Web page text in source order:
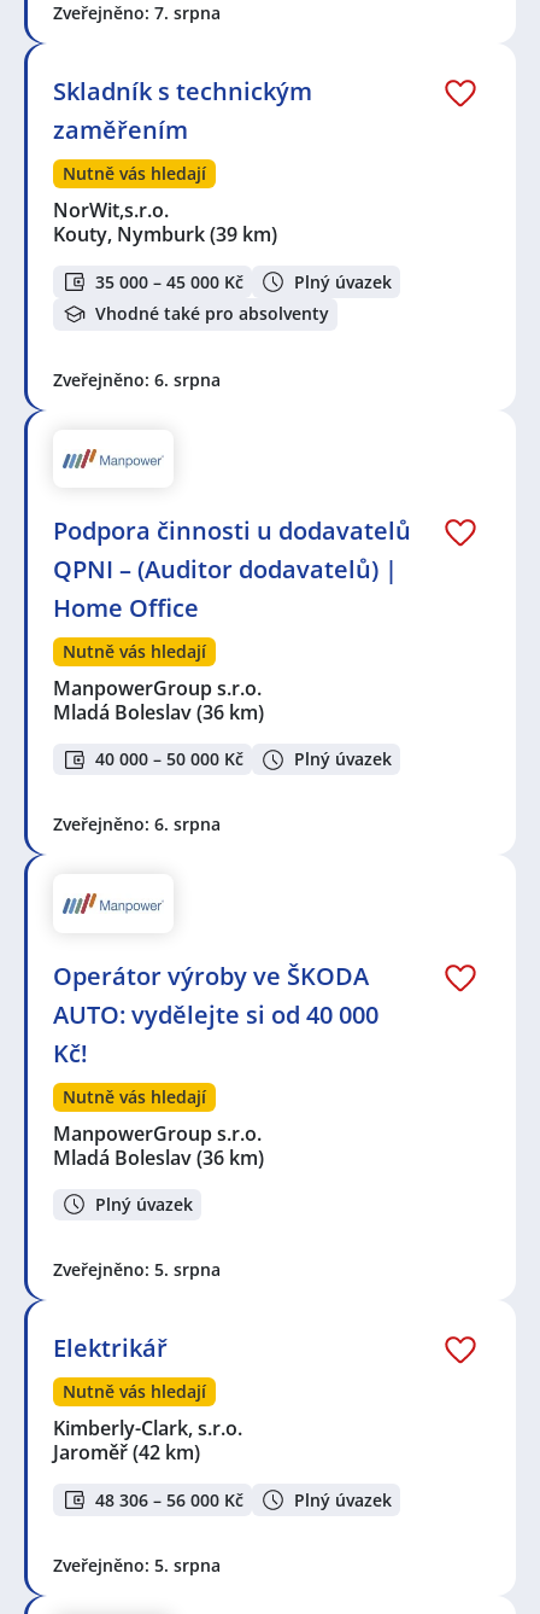
Zveřejněno: 7. srpna
Skladník s technickým
zaměřením
Nutně vás hledají
NorWit,s.r.o.
Kouty, Nymburk(39 km)
35 000 – 45 000 Kč
Plný úvazek
Vhodné také pro absolventy
Zveřejněno: 6. srpna
Podpora činnosti u dodavatelů
QPNI – (Auditor dodavatelů) |
Home Office
Nutně vás hledají
ManpowerGroup s.r.o.
Mladá Boleslav(36 km)
40 000 – 50 000 Kč Plný úvazek
Zveřejněno: 6. srpna
Operátor výroby ve ŠKODA
AUTO: vydělejte si od 40 000
Kč!
Nutně vás hledají
ManpowerGroup s.r.o.
Mladá Boleslav(36 km)
Plný úvazek
Zveřejněno: 5. srpna
Elektrikář
Nutně vás hledají
Kimberly-Clark, s.r.o.
Jaroměř(42 km)
48 306 – 56 000 Kč Plný úvazek
Zveřejněno: 5. srpna